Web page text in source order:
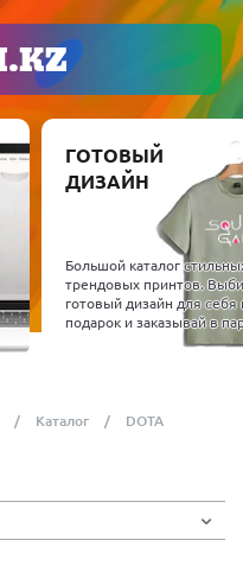
ГОТОВЫЙ
ДИЗАЙН
Большой каталог стильных
трендовых принтов.
готовый дизайн для себя
подарок и заказывай в
Каталог DOTA